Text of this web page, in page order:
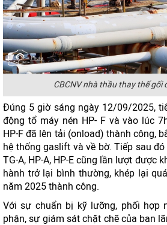
CBCNV nhà thầu thay thế gối
Đúng 5 giờ sáng ngày 12/09/2025,
động tổ máy nén HP- F và vào lúc
HP-F đã lên tải (onload) thành công,
hệ thống gaslift và về bờ. Tiếp sau đó
TG-A, HP-A, HP-E cũng lần lượt được
hành trở lại bình thường, khép lại
năm 2025 thành công.
Với sự chuẩn bị kỹ lưỡng, phối hợp
phận, sự giám sát chặt chẽ của ban